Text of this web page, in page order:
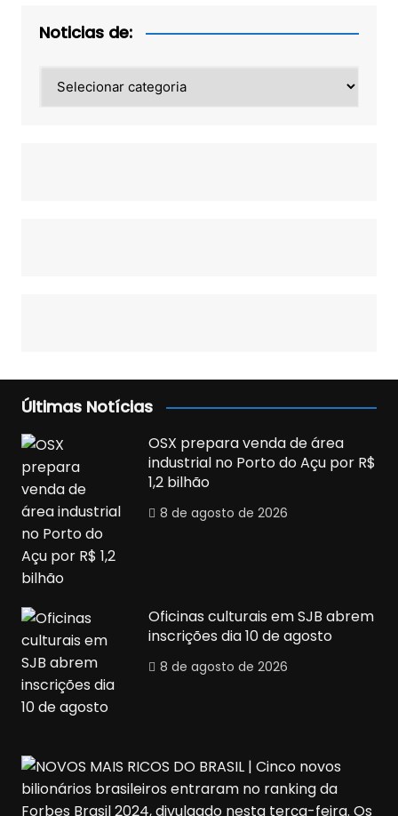
Noticias de:
de:
Últimas Notícias
OSX prepara venda de área
industrial no Porto do Açu por R$
1,2 bilhão
8 de agosto de 2026
Oficinas culturais em SJB abrem
inscrições dia 10 de agosto
8 de agosto de 2026